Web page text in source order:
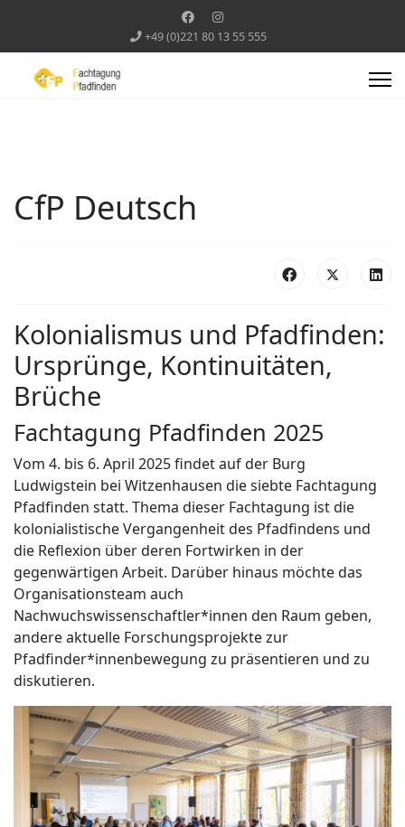
+49 (0)221 80 13 55 555
CfP Deutsch
Kolonialismus und Pfadfinden:
Ursprünge, Kontinuitäten,
Brüche
Fachtagung Pfadfinden 2025
Vom 4. bis 6. April 2025 findet auf der Burg
Ludwigstein bei Witzenhausen die siebte Fachtagung
Pfadfinden statt. Thema dieser Fachtagung ist die
kolonialistische Vergangenheit des Pfadfindens und
die Reflexion über deren Fortwirken in der
gegenwärtigen Arbeit. Darüber hinaus möchte das
Organisationsteam auch
Nachwuchswissenschaftler*innen den Raum geben,
andere aktuelle Forschungsprojekte zur
Pfadfinder*innenbewegung zu präsentieren und zu
diskutieren.